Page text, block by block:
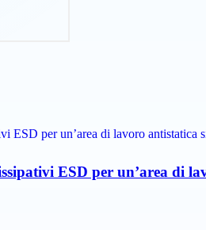
ESD per un’area di